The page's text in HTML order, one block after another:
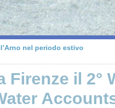
nel periodo estivo
Firenze il 2°